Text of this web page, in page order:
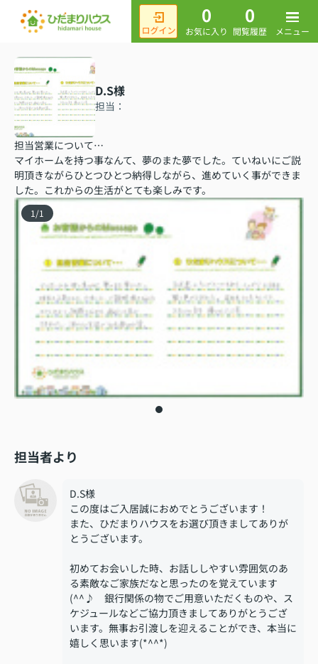
0
お気に入り
0
閲覧履歴 メニュー
D.S様
担当：
担当営業について…
マイホームを持つ事なんて、夢のまた夢でした。ていねいにご説
明頂きながらひとつひとつ納得しながら、進めていく事ができま
した。これからの生活がとても楽しみです。
1 /1
担当者より
D.S様
この度はご入居誠におめでとうございます！
また、ひだまりハウスをお選び頂きましてありが
とうございます。
初めてお会いした時、お話ししやすい雰囲気のあ
る素敵なご家族だなと思ったのを覚えています
(^^♪ 銀行関係の物でご用意いただくものや、ス
ケジュールなどご協力頂きましてありがとうござ
います。無事お引渡しを迎えることができ、本当に
嬉しく思います(*^^*)